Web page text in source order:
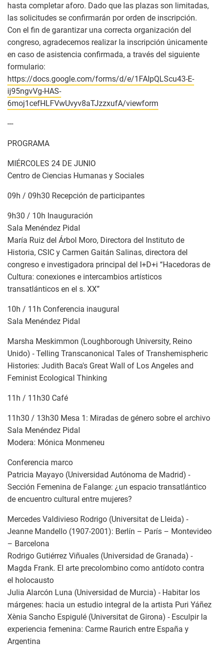
hasta completar aforo. Dado que las plazas son limitadas,
las solicitudes se confirmarán por orden de inscripción.
Con el fin de garantizar una correcta organización del
congreso, agradecemos realizar la inscripción únicamente
en caso de asistencia confirmada, a través del siguiente
formulario:
https://docs.google.com/forms/d/e/1FAIpQLScu43-E-
ij95ngvVg-HAS-
6moj1cefHLFVwUvyv8aTJzzxufA/viewform
---
PROGRAMA
MIÉRCOLES 24 DE JUNIO
Centro de Ciencias Humanas y Sociales
09h / 09h30 Recepción de participantes
9h30 / 10h Inauguración
Sala Menéndez Pidal
María Ruiz del Árbol Moro, Directora del Instituto de
Historia, CSIC y Carmen Gaitán Salinas, directora del
congreso e investigadora principal del I+D+i “Hacedoras de
Cultura: conexiones e intercambios artísticos
transatlánticos en el s. XX”
10h / 11h Conferencia inaugural
Sala Menéndez Pidal
Marsha Meskimmon (Loughborough University, Reino
Unido) - Telling Transcanonical Tales of Transhemispheric
Histories: Judith Baca's Great Wall of Los Angeles and
Feminist Ecological Thinking
11h / 11h30 Café
11h30 / 13h30 Mesa 1: Miradas de género sobre el archivo
Sala Menéndez Pidal
Modera: Mónica Monmeneu
Conferencia marco
Patricia Mayayo (Universidad Autónoma de Madrid) -
Sección Femenina de Falange: ¿un espacio transatlántico
de encuentro cultural entre mujeres?
Mercedes Valdivieso Rodrigo (Universitat de Lleida) -
Jeanne Mandello (1907-2001): Berlín – París – Montevideo
– Barcelona
Rodrigo Gutiérrez Viñuales (Universidad de Granada) -
Magda Frank. El arte precolombino como antídoto contra
el holocausto
Julia Alarcón Luna (Universidad de Murcia) - Habitar los
márgenes: hacia un estudio integral de la artista Puri Yáñez
Xènia Sancho Espigulé (Universitat de Girona) - Esculpir la
experiencia femenina: Carme Raurich entre España y
Argentina